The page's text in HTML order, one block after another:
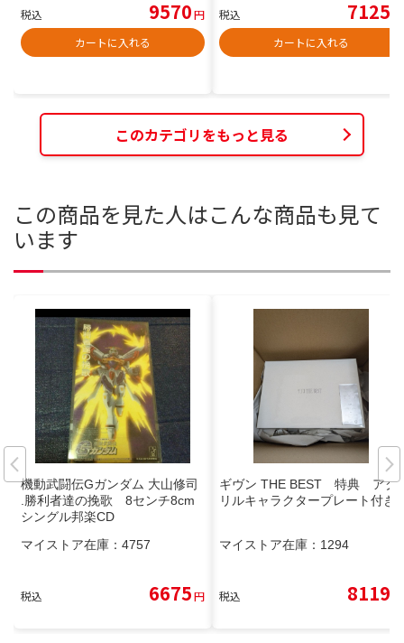
税込 9570円
カートに入れる
税込 7125
カートに入れる
このカテゴリをもっと見る
この商品を見た人はこんな商品も見て
います
機動武闘伝Gガンダム 大山修司
.勝利者達の挽歌 8センチ8cm
シングル邦楽CD
マイストア在庫： 4757
税込 6675円
ギヴン THE BEST 特典 アク
リルキャラクタープレート付き
マイストア在庫： 1294
税込 8119